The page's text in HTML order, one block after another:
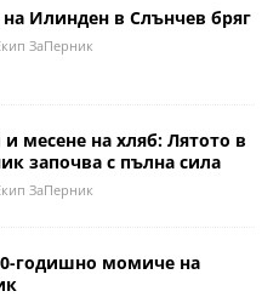
Илинден в Слънчев бряг
ЗаПерник
месене на хляб: Лятото в
започва с пълна сила
ЗаПерник
годишно момиче на